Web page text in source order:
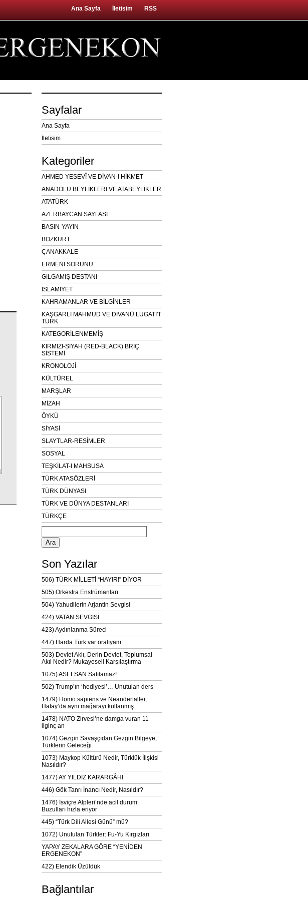
Ana Sayfa İletisim RSS
Sayfalar
Ana Sayfa
İletisim
Kategoriler
AHMED YESEVÎ VE DİVAN-I HİKMET
ANADOLU BEYLİKLERİ VE ATABEYLİKLER
ATATÜRK
AZERBAYCAN SAYFASI
BASIN-YAYIN
BOZKURT
ÇANAKKALE
ERMENİ SORUNU
GILGAMIŞ DESTANI
İSLAMİYET
KAHRAMANLAR VE BİLGİNLER
KAŞGARLI MAHMUD VE DİVANÜ LÜGATİ'T
TÜRK
KATEGORİLENMEMİŞ
KIRMIZI-SİYAH (RED-BLACK) BRİÇ
SİSTEMİ
KRONOLOJİ
KÜLTÜREL
MARŞLAR
MİZAH
ÖYKÜ
SİYASİ
SLAYTLAR-RESİMLER
SOSYAL
TEŞKİLAT-I MAHSUSA
TÜRK ATASÖZLERİ
TÜRK DÜNYASI
TÜRK VE DÜNYA DESTANLARI
TÜRKÇE
Arama:
Son Yazılar
506) TÜRK MİLLETİ “HAYIR!” DİYOR
505) Orkestra Enstrümanları
504) Yahudilerin Arjantin Sevgisi
424) VATAN SEVGİSİ
423) Aydınlanma Süreci
447) Harda Türk var oralıyam
503) Devlet Aklı, Derin Devlet, Toplumsal
Akıl Nedir? Mukayeseli Karşılaştırma
1075) ASELSAN Satılamaz!
502) Trump’ın ‘hediyesi’… Unutulan ders
1479) Homo sapiens ve Neandertaller,
Hatay’da aynı mağarayı kullanmış
1478) NATO Zirvesi’ne damga vuran 11
ilginç an
1074) Gezgin Savaşçıdan Gezgin Bilgeye;
Türklerin Geleceği
1073) Maykop Kültürü Nedir, Türklük İlişkisi
Nasıldır?
1477) AY YILDIZ KARARGÂHI
446) Gök Tanrı İnancı Nedir, Nasıldır?
1476) İsviçre Alpleri’nde acil durum:
Buzulları hızla eriyor
445) “Türk Dili Ailesi Günü” mü?
1072) Unutulan Türkler: Fu-Yu Kırgızları
YAPAY ZEKALARA GÖRE “YENİDEN
ERGENEKON”
422) Elendik Üzüldük
Bağlantılar